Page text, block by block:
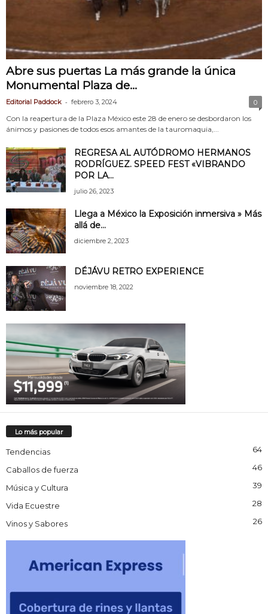
Abre sus puertas La más grande la única
Monumental Plaza de...
Editorial Paddock - febrero 3, 2024 0
Con la reapertura de la Plaza México este 28 de enero se desbordaron los
ánimos y pasiones de todos esos amantes de la tauromaquia,...
REGRESA AL AUTÓDROMO HERMANOS
RODRÍGUEZ. SPEED FEST «VIBRANDO
POR LA...
julio 26, 2023
Llega a México la Exposición inmersiva » Más
allá de...
diciembre 2, 2023
DÉJÁVU RETRO EXPERIENCE
noviembre 18, 2022
Lo más popular
Tendencias 64
Caballos de fuerza 46
Música y Cultura 39
Vida Ecuestre 28
Vinos y Sabores 26